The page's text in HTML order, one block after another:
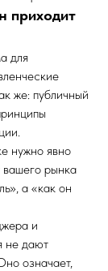
приходит
для
же: публичный
нужно явно
вашего рынка
а «как он
и
не дают
означает,